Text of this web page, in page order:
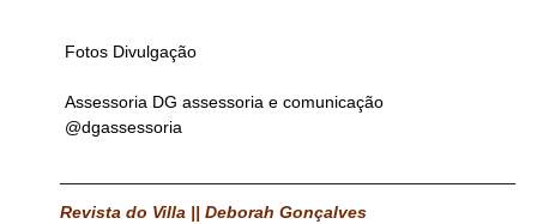
Fotos Divulgação
Assessoria DG assessoria e comunicação
@dgassessoria
Revista do Villa || Deborah Gonçalves